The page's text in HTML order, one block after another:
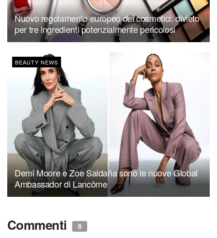
Nuovo regolamento europeo dei cosmetici: divieto
per tre ingredienti potenzialmente pericolosi
BEAUTY NEWS
Demi Moore e Zoe Saldaña sono le nuove Global
Ambassador di Lancôme
Commenti 8